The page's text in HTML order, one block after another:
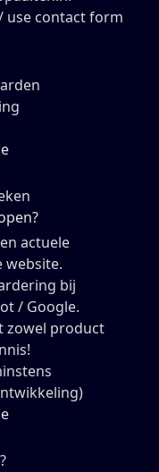
use contact form
actuele
website.
bij
/ Google.
zowel product